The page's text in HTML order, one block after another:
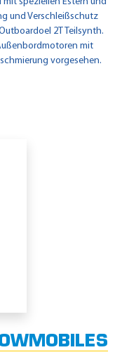
und Verschleißschutz
2T Teilsynth.
mit
vorgesehen.